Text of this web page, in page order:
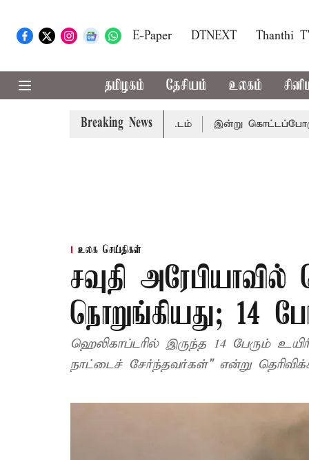
E-Paper DTNEXT Thanthi
தமிழகம் தேசியம் உலகம்
Breaking News
எதிர்க்கட்சிகள் திட்டம் இன்று கொட்டப்போகும்
உலக செய்திகள்
சவுதி அரேபியாவில்
நொறுங்கியது; 14
ஹெலிகாப்டரில் இருந்த 14 பேரும்
நாட்டைச் சேர்ந்தவர்கள்" என்று